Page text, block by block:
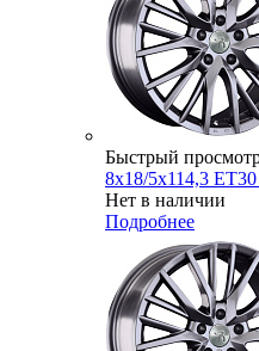
Быстрый
8x18/5x114,3
Нет в наличии
Подробнее